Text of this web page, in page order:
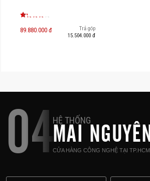
89.880.000 đ
Trả góp
15.504.000 đ
04HỆ THỐNG
MAI NGUYÊN
CỬA HÀNG CÔNG NGHỆ TẠI TP.HCM